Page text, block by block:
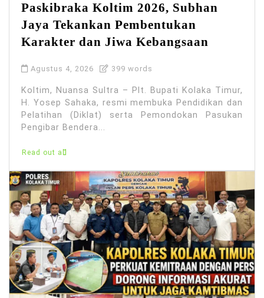
Paskibraka Koltim 2026, Subhan
Jaya Tekankan Pembentukan
Karakter dan Jiwa Kebangsaan
Agustus 4, 2026 399 words
Koltim, Nuansa Sultra – Plt. Bupati Kolaka Timur,
H. Yosep Sahaka, resmi membuka Pendidikan dan
Pelatihan (Diklat) serta Pemondokan Pasukan
Pengibar Bendera...
Read out all